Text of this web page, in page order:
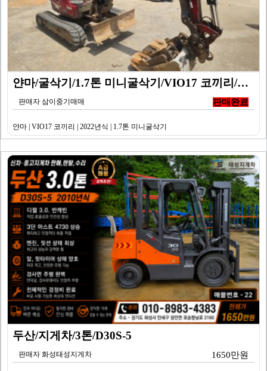
얀마/굴삭기/1.7톤 미니굴삭기/VIO17 코끼리/20…
판매자 삼이중기매매 판매완료
얀마 | VIO17 코끼리 | 2022년식 | 1.7톤 미니굴삭기
두산/지게차/3톤/D30S-5
판매자 화성태성지게차 1650만원